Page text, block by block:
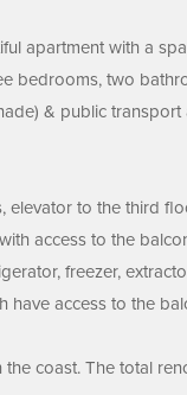
apartment with a
bedrooms, two
& public
elevator to the third
access to the
freezer,
have access to the
coast. The total